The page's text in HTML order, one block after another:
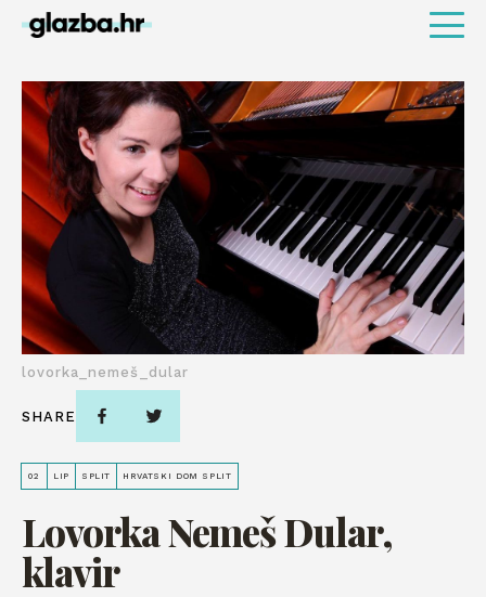
02 LIP SPLIT HRVATSKI DOM SPLIT
Lovorka Nemeš Dular,
klavir
lovorka_nemeš_dular
SHARE